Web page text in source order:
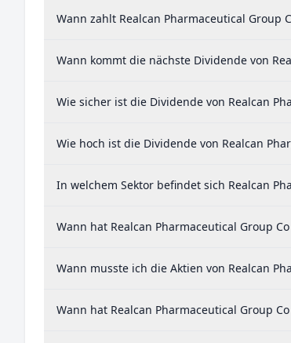
Wann zahlt Realcan Pharmaceutical Group
Wann kommt die nächste Dividende von
Wie sicher ist die Dividende von Realcan
Wie hoch ist die Dividende von Realcan
In welchem Sektor befindet sich Realcan
Wann hat Realcan Pharmaceutical Group
Wann musste ich die Aktien von Realcan
Wann hat Realcan Pharmaceutical Group